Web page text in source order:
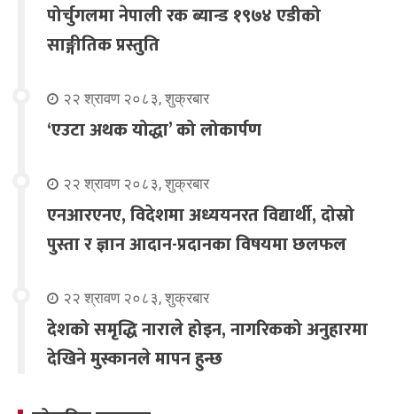
पोर्चुगलमा नेपाली रक ब्यान्ड १९७४ एडीको
साङ्गीतिक प्रस्तुति
२२ श्रावण २०८३, शुक्रबार
‘एउटा अथक योद्धा’ को लोकार्पण
२२ श्रावण २०८३, शुक्रबार
एनआरएनए, विदेशमा अध्ययनरत विद्यार्थी, दोस्रो
पुस्ता र ज्ञान आदान-प्रदानका विषयमा छलफल
२२ श्रावण २०८३, शुक्रबार
देशको समृद्धि नाराले होइन, नागरिकको अनुहारमा
देखिने मुस्कानले मापन हुन्छ